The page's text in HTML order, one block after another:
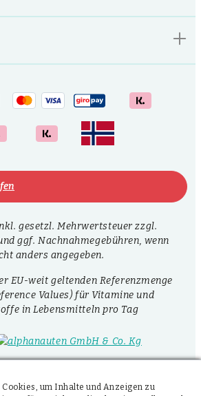
gesetzl. Mehrwertsteuer zzgl.
ggf. Nachnahmegebühren, wenn
anders angegeben.
EU-weit geltenden Referenzmenge
Values) für Vitamine und
in Lebensmitteln pro Tag
um Inhalte und Anzeigen zu